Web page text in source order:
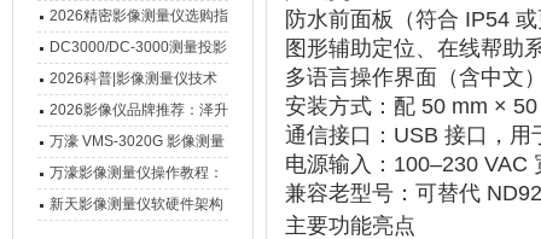
3020FS/VMS-4030FS手动
影像测量仪技术参数
2026精密影像测量仪选购指
南 靠谱品牌一站式选型推荐
DC3000/DC-3000测量投影
仪万濠数据处理器数显表故
障维修方法
2026科普|影像测量仪技术
原理、分类及选型应用
2026影像仪品牌推荐：泽升
影像测量仪选型指南
万濠 VMS-3020G 影像测量
仪技术规格与应用解析
万濠影像测量仪操作教程：
从开机到出报告，新手也能
新天影像测量仪软硬件架构
防水前面板（符合 IP54
图形辅助定位、在线帮助
多语言操作界面（含中文
安装方式 ‌：配 ‌ 50 mm ×
通信接口 ‌：‌ USB 接口 ，
电源输入 ‌：‌ 100–230 VAC
兼容老型号 ：可替代
主要功能亮点